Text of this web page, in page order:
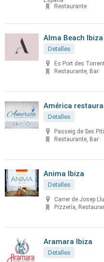
Restaurante
Alma Beach Ibiza
Detalles
Es Port des
Restaurante, Bar
América
Detalles
Passeig de Ses
Restaurante, Bar
Anima Ibiza
Detalles
Carrer de Josep
Pizzería,
Aramara Ibiza
Detalles